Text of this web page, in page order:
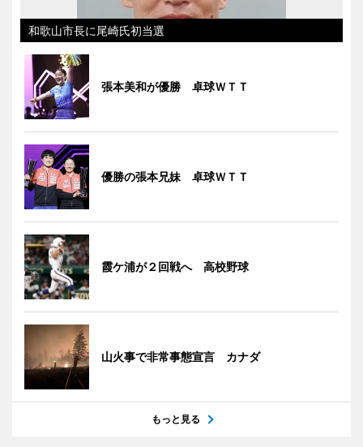
和歌山市長に尾崎氏初当選
張本美和が優勝 卓球ＷＴＴ
優勝の張本兄妹 卓球ＷＴＴ
霞ケ浦が２回戦へ 高校野球
山火事で非常事態宣言 カナダ
もっと見る